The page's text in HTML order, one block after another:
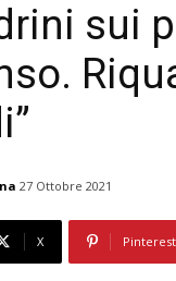
sui
27 Ottobre 2021
X Pinterest